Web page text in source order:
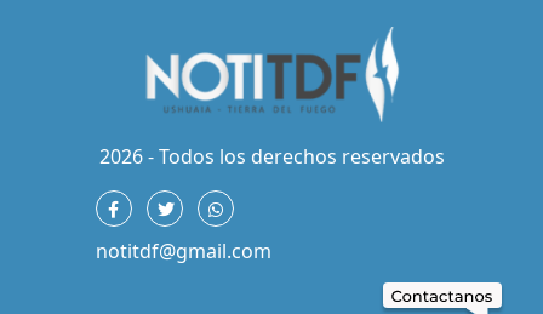
2026 - Todos los derechos reservados
notitdf@gmail.com